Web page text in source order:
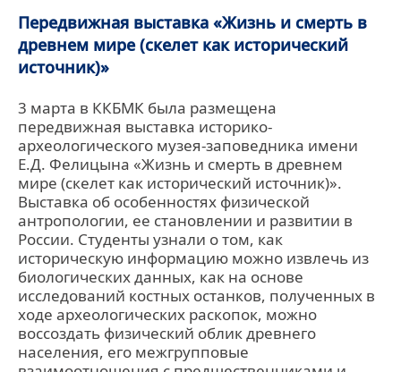
Передвижная выставка «Жизнь и смерть в
древнем мире (скелет как исторический
источник)»
3 марта в ККБМК была размещена
передвижная выставка историко-
археологического музея-заповедника имени
Е.Д. Фелицына «Жизнь и смерть в древнем
мире (скелет как исторический источник)».
Выставка об особенностях физической
антропологии, ее становлении и развитии в
России. Студенты узнали о том, как
историческую информацию можно извлечь из
биологических данных, как на основе
исследований костных останков, полученных в
ходе археологических раскопок, можно
воссоздать физический облик древнего
населения, его межгрупповые